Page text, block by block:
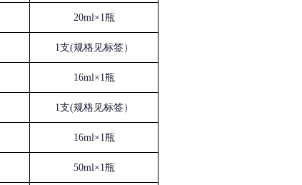
20ml×1瓶
1支(规格见标签）
16ml×1瓶
1支(规格见标签）
16ml×1瓶
50ml×1瓶